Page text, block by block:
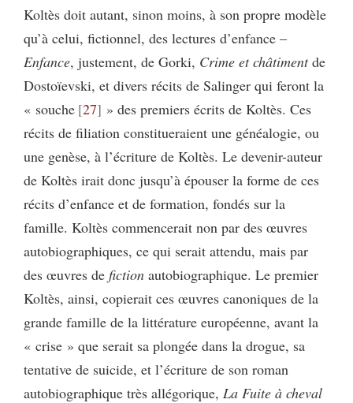
Koltès doit autant, sinon moins, à son propre modèle
qu’à celui, fictionnel, des lectures d’enfance –
Enfance, justement, de Gorki, Crime et châtimentde
Dostoïevski, et divers récits de Salinger qui feront la
« souche 27 » des premiers écrits de Koltès. Ces
récits de filiation constitueraient une généalogie, ou
une genèse, à l’écriture de Koltès. Le devenir-auteur
de Koltès irait donc jusqu’à épouser la forme de ces
récits d’enfance et de formation, fondés sur la
famille. Koltès commencerait non par des œuvres
autobiographiques, ce qui serait attendu, mais par
des œuvres de fiction autobiographique. Le premier
Koltès, ainsi, copierait ces œuvres canoniques de la
grande famille de la littérature européenne, avant la
« crise » que serait sa plongée dans la drogue, sa
tentative de suicide, et l’écriture de son roman
autobiographique très allégorique, La Fuite à cheval